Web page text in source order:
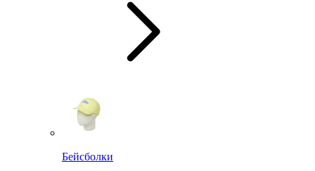
Бейсболки